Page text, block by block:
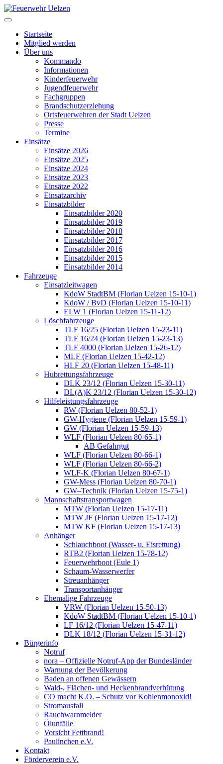
Startseite
Mitglied werden
Über uns
Kommando
Informationen
Kinderfeuerwehr
Jugendfeuerwehr
Fachgruppen
Brandschutzerziehung
Ortsfeuerwehren der Stadt Uelzen
Presse
Termine
Einsätze
Einsätze 2026
Einsätze 2025
Einsätze 2024
Einsätze 2023
Einsätze 2022
Einsatzarchiv
Einsatzbilder
Einsatzbilder 2020
Einsatzbilder 2019
Einsatzbilder 2018
Einsatzbilder 2017
Einsatzbilder 2016
Einsatzbilder 2015
Einsatzbilder 2014
Fahrzeuge
Einsatzleitwagen
KdoW StadtBM (Florian Uelzen 15-10-1)
KdoW / BvD (Florian Uelzen 15-10-11)
ELW 1 (Florian Uelzen 15-11-12)
Löschfahrzeuge
TLF 16/25 (Florian Uelzen 15-23-11)
TLF 16/24 (Florian Uelzen 15-23-13)
TLF 4000 (Florian Uelzen 15-26-12)
MLF (Florian Uelzen 15-42-12)
HLF 20 (Florian Uelzen 15-48-11)
Hubrettungsfahrzeuge
DLK 23/12 (Florian Uelzen 15-30-11)
DL(A)K 23/12 (Florian Uelzen 15-30-12)
Hilfeleistungsfahrzeuge
RW (Florian Uelzen 80-52-1)
GW-Hygiene (Florian Uelzen 15-59-1)
GW (Florian Uelzen 15-59-13)
WLF (Florian Uelzen 80-65-1)
AB Gefahrgut
WLF (Florian Uelzen 80-66-1)
WLF (Florian Uelzen 80-66-2)
WLF-K (Florian Uelzen 80-67-1)
GW-Mess (Florian Uelzen 80-70-1)
GW–Technik (Florian Uelzen 15-75-1)
Mannschaftstransportwagen
MTW (Florian Uelzen 15-17-11)
MTW JF (Florian Uelzen 15-17-12)
MTW KF (Florian Uelzen 15-17-13)
Anhänger
Schlauchboot (Wasser- u. Eisrettung)
RTB2 (Florian Uelzen 15-78-12)
Feuerwehrboot (Eule 1)
Schaum-Wasserwerfer
Streuanhänger
Transportanhänger
Ehemalige Fahrzeuge
VRW (Florian Uelzen 15-50-13)
KdoW StadtBM (Florian Uelzen 15-10-1)
LF 16/12 (Florian Uelzen 15-47-11)
DLK 18/12 (Florian Uelzen 15-31-12)
Bürgerinfo
Notruf
nora – Offizielle Notruf-App der Bundesländer
Warnung der Bevölkerung
Baden an offenen Gewässern
Wald-, Flächen- und Heckenbrandverhütung
CO macht K.O. – Schutz vor Kohlenmonoxid!
Stromausfall
Rauchwarnmelder
Ölunfälle
Vorsicht Fettbrand!
Paulinchen e.V.
Kontakt
Förderverein e.V.